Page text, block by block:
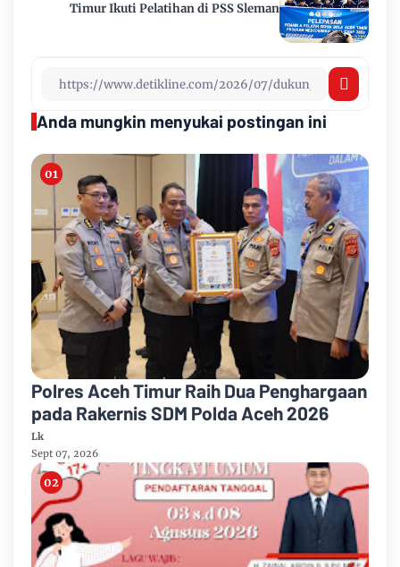
Timur Ikuti Pelatihan di PSS Sleman
Anda mungkin menyukai postingan ini
Polres Aceh Timur Raih Dua Penghargaan
pada Rakernis SDM Polda Aceh 2026
Lk
Sept 07, 2026